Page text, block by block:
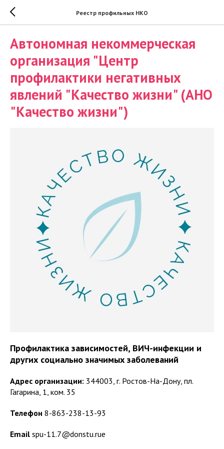
Реестр профильных НКО
Автономная некоммерческая
организация "Центр
профилактики негативных
явлений "Качество жизни" (АНО
"Качество жизни")
Профилактика зависимостей, ВИЧ-инфекции и
других социально значимых заболеваний
Адрес организации: 344003, г. Ростов-На-Дону, пл.
Гагарина, 1, ком. 35
Телефон 8-863-238-13-93
Email spu-11.7@donstu.rue